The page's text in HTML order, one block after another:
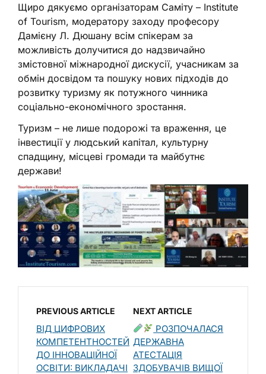
Щиро дякуємо організаторам Саміту – Institute
of Tourism, модератору заходу професору
Дамієну Л. Дюшану всім спікерам за
можливість долучитися до надзвичайно
змістовної міжнародної дискусії, учасникам за
обмін досвідом та пошуку нових підходів до
розвитку туризму як потужного чинника
соціально-економічного зростання.
Туризм – не лише подорожі та враження, це
інвестиції у людський капітал, культурну
спадщину, місцеві громади та майбутнє
держави!
PREVIOUS ARTICLE
ВІД ЦИФРОВИХ
КОМПЕТЕНТНОСТЕЙ
ДО ІННОВАЦІЙНОЇ
ОСВІТИ: ВИКЛАДАЧІ
NEXT ARTICLE
РОЗПОЧАЛАСЯ
ДЕРЖАВНА
АТЕСТАЦІЯ
ЗДОБУВАЧІВ ВИЩОЇ